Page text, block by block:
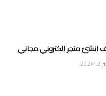
انشئ متجر الكتروني مجاني